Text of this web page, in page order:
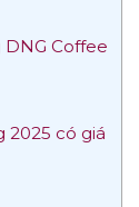
Coffee
2025 có giá